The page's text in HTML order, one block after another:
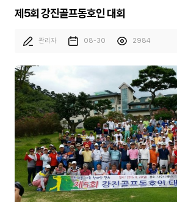
제5회 강진골프동호인 대회
관리자 08-30 2984